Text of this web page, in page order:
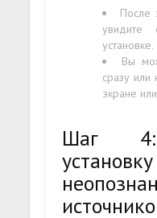
После
увидите
установке.
Вы
сразу или
экране
Шаг 4: